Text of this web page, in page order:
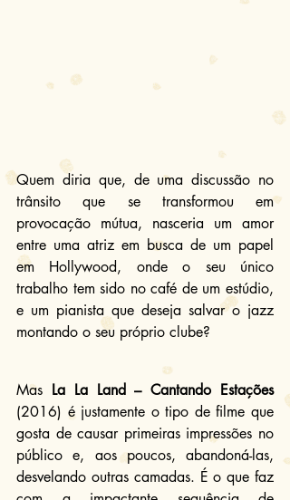
Quem diria que, de uma discussão no
trânsito que se transformou em
provocação mútua, nasceria um amor
entre uma atriz em busca de um papel
em Hollywood, onde o seu único
trabalho tem sido no café de um estúdio,
e um pianista que deseja salvar o jazz
montando o seu próprio clube?
Mas La La Land – Cantando Estações
(2016) é justamente o tipo de filme que
gosta de causar primeiras impressões no
público e, aos poucos, abandoná-las,
desvelando outras camadas. É o que faz